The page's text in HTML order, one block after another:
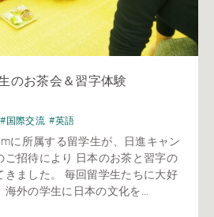
のお茶会＆習字体験
#国際交流 #英語
に所属する留学生が、日進キャン
ご招待により 日本のお茶と習字の
きました。 毎回留学生たちに大好
外の学生に日本の文化を...